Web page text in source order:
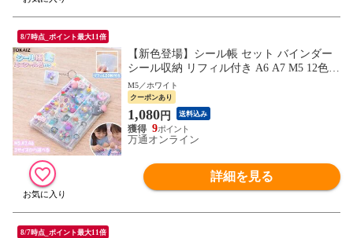
8/7時点_ポイント最大11倍
【新色登場】シール帳 セット バインダー
シール収納 リフィル付き A6 A7 M5 12色
クリア シールバインダー 手帳 持ち運び ミ
ニサイズ 透明 推し活グッズ 文房具 ステッ
カー 収納ファイル
M5／ホワイト
クーポンあり
1,080円 送料込み
9
万通オンライン
詳細を見る
8/7時点_ポイント最大11倍